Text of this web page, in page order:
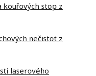
kouřových stop z
nečistot z
laserového